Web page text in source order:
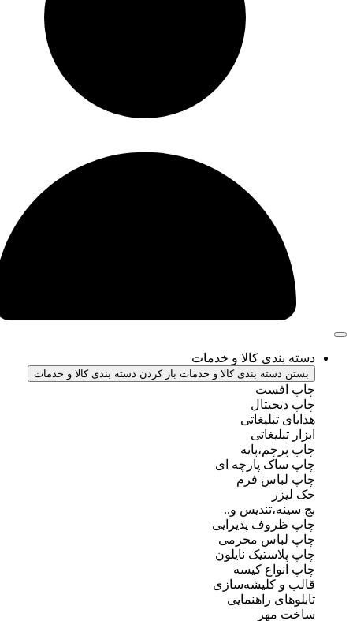
کالا و خدمات
بندی کالا و خدمات باز کردن دسته بندی کالا و خدمات
پارچه ای
فرم
و..
پذیرایی
محرمی
نایلون
کیسه
کلیشه‌سازی
راهنمایی